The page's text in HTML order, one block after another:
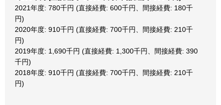
2021年度: 780千円 (直接経費: 600千円、間接経費: 180千
円)
2020年度: 910千円 (直接経費: 700千円、間接経費: 210千
円)
2019年度: 1,690千円 (直接経費: 1,300千円、間接経費: 390
千円)
2018年度: 910千円 (直接経費: 700千円、間接経費: 210千
円)